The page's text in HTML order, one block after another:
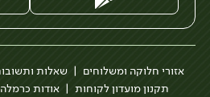
אזורי חלוקה ומשלוחים שאלות
תקנון מועדון לקוחות
אודות כרמלה